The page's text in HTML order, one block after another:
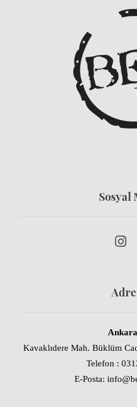
Sosyal
Kavaklıdere Mah. Büklüm
Telefon :
E-Posta: